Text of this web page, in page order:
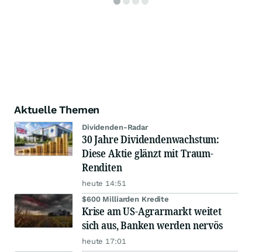
Aktuelle Themen
Dividenden-Radar
30 Jahre Dividendenwachstum:
Diese Aktie glänzt mit Traum-
Renditen
heute 14:51
$600 Milliarden Kredite
Krise am US-Agrarmarkt weitet
sich aus, Banken werden nervös
heute 17:01